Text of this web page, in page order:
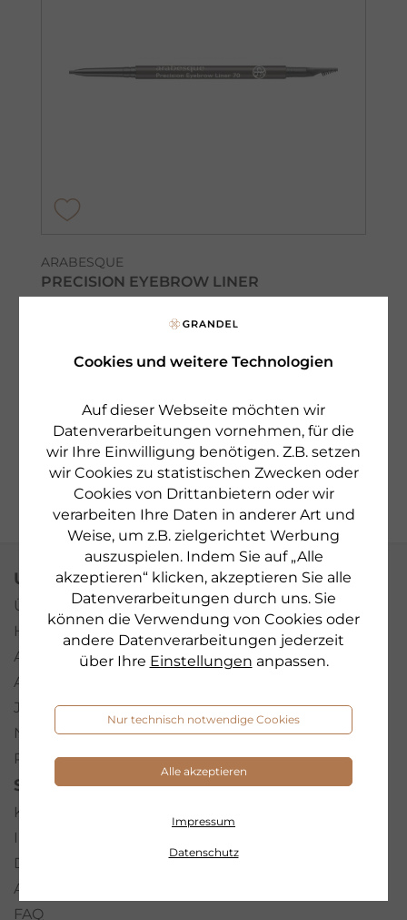
Cookies und weitere Technologien
Auf dieser Webseite möchten wir
Datenverarbeitungen vornehmen, für die
wir Ihre Einwilligung benötigen. Z.B. setzen
wir Cookies zu statistischen Zwecken oder
Cookies von Drittanbietern oder wir
verarbeiten Ihre Daten in anderer Art und
Weise, um z.B. zielgerichtet Werbung
auszuspielen. Indem Sie auf „Alle
akzeptieren“ klicken, akzeptieren Sie alle
Datenverarbeitungen durch uns. Sie
können die Verwendung von Cookies oder
andere Datenverarbeitungen jederzeit
über Ihre Einstellungen anpassen.
Nur technisch notwendige Cookies
Alle akzeptieren
Impressum
Datenschutz
ARABESQUE
PRECISION EYEBROW LINER
Augenbrauenstift mit Bürstchen
€ 13,70
sofort lieferbar
zum Produkt
UNTERNEHMEN
Über uns
History
Auszeichnungen
AEB
Jobs
Nachhaltigkeit
Presse-Portal
SERVICE
Kontakt
Impressum
Datenschutz
AGB
FAQ